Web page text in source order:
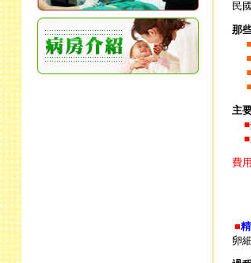
民
那
■
■
■
■
主
■
■
費
■
卵